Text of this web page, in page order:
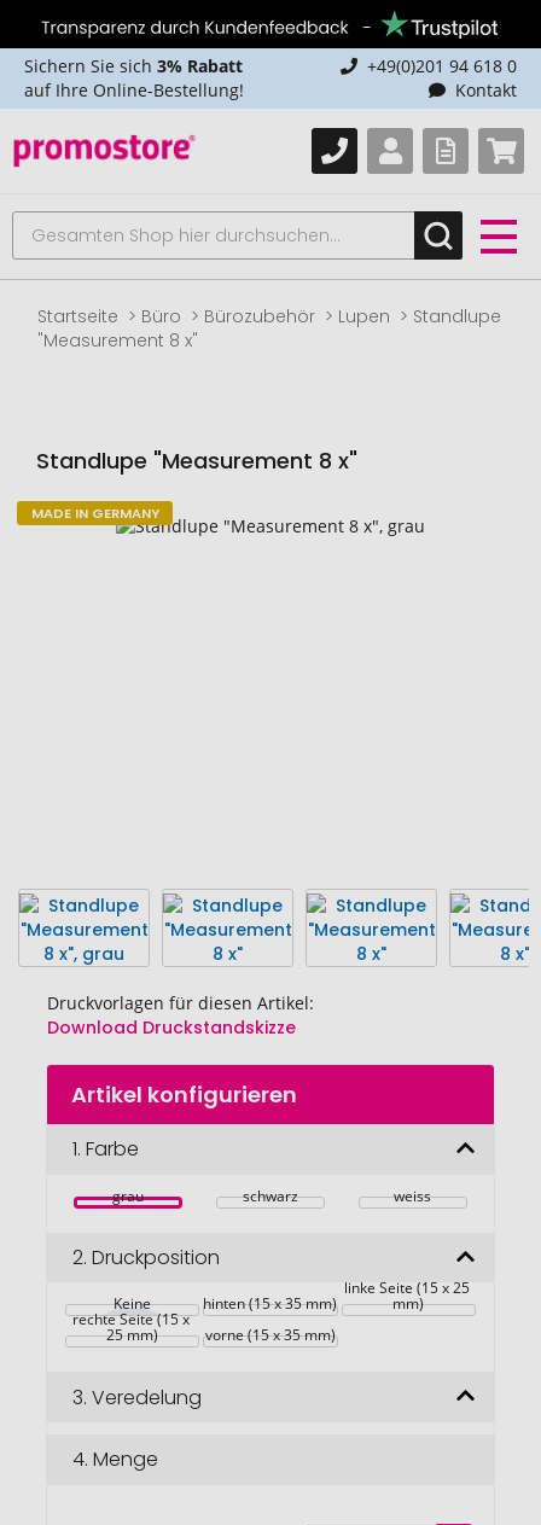
Sichern Sie sich 3% Rabatt
auf Ihre Online-Bestellung!
+49(0)201 94 618 0
Kontakt
Startseite Büro Bürozubehör Lupen
Standlupe
"Measurement 8 x"
Standlupe "Measurement 8 x"
Zum
Druckvorlagen für diesen Artikel:
Download Druckstandskizze
Zum
Anfang
Bildgalerie
MADE IN GERMANY
Artikel konfigurieren
1. Farbe
grau schwarz weiss
2. Druckposition
Keine hinten (15 x 35 mm)
linke Seite (15 x 25
mm)
rechte Seite (15 x
25 mm) vorne (15 x 35 mm)
3. Veredelung
4. Menge